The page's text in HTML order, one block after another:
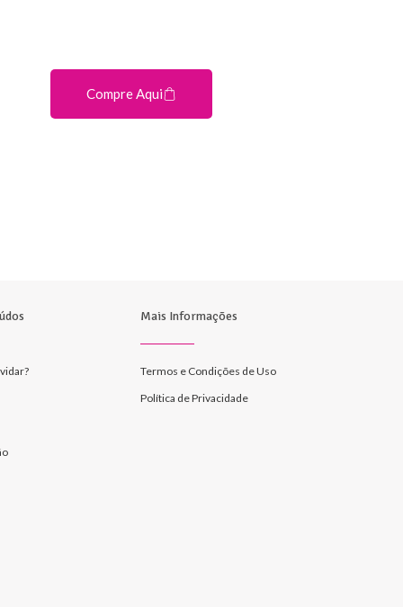
Compre Aqui
Mais Informações
Termos e Condições de Uso
Política de Privacidade